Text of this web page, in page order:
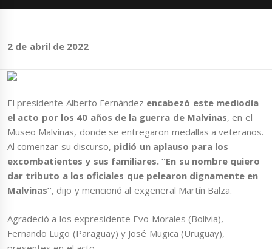
2 de abril de 2022
El presidente Alberto Fernández encabezó este mediodía
el acto por los 40 años de la guerra de Malvinas, en el
Museo Malvinas, donde se entregaron medallas a veteranos.
Al comenzar su discurso, pidió un aplauso para los
excombatientes y sus familiares. “En su nombre quiero
dar tributo a los oficiales que pelearon dignamente en
Malvinas”, dijo y mencionó al exgeneral Martín Balza.
Agradeció a los expresidente Evo Morales (Bolivia),
Fernando Lugo (Paraguay) y José Mugica (Uruguay),